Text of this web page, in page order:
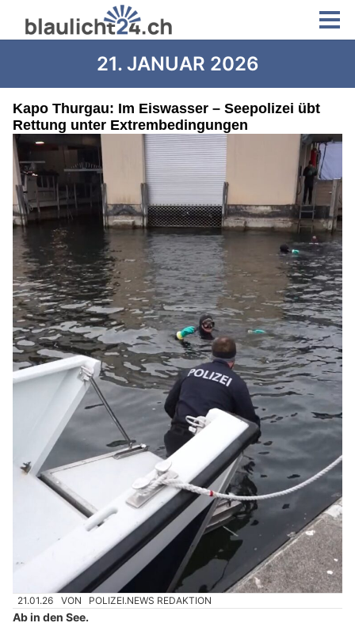
21. JANUAR 2026
Kapo Thurgau: Im Eiswasser – Seepolizei übt
Rettung unter Extrembedingungen
21.01.26 VON POLIZEI.NEWS REDAKTION
Ab in den See.